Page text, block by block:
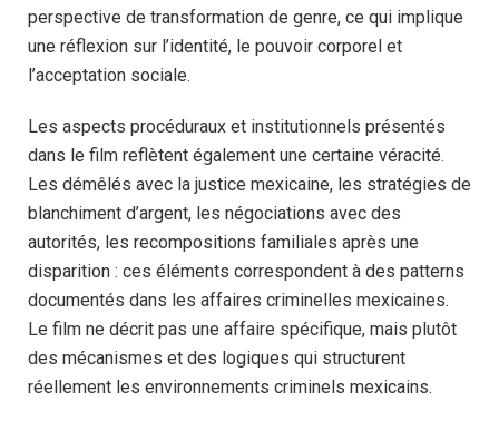
perspective de transformation de genre, ce qui implique
une réflexion sur l’identité, le pouvoir corporel et
l’acceptation sociale.
Les aspects procéduraux et institutionnels présentés
dans le film reflètent également une certaine véracité.
Les démêlés avec la justice mexicaine, les stratégies de
blanchiment d’argent, les négociations avec des
autorités, les recompositions familiales après une
disparition : ces éléments correspondent à des patterns
documentés dans les affaires criminelles mexicaines.
Le film ne décrit pas une affaire spécifique, mais plutôt
des mécanismes et des logiques qui structurent
réellement les environnements criminels mexicains.